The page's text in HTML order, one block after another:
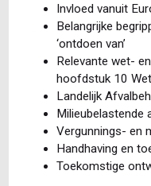
Invloed vanuit
Belangrijke
‘ontdoen van’
Relevante wet-
hoofdstuk 10
Landelijk
Milieubelastende
Vergunnings- en
Handhaving en
Toekomstige